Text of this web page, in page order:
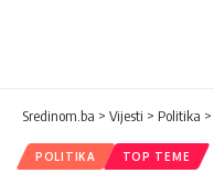
Sredinom.ba > Vijesti > Politika >
POLITIKA TOP TEME